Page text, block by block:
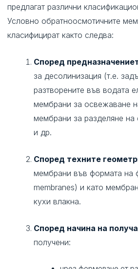
предлагат различни
Условно обратноосмотичните
класифицират както следва:
Според
за десолинизация (т.е.
разтворените във водата
мембрани за освежаване
мембрани за разделяне на
и др.
Според техните
мембрани във формата на
membranes) и като
кухи влакна.
Според начина на
получени: